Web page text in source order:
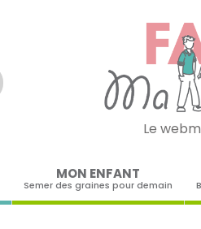
Le
MON ENFANT
Semer des graines pour demain